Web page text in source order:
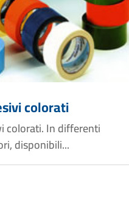
colorati
colorati. In differenti
disponibili...